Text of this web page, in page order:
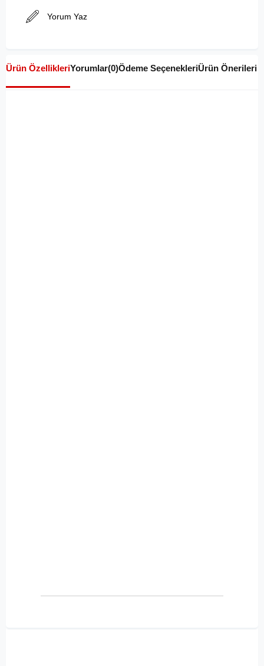
Yorum Yaz
Ürün ÖzellikleriYorumlar(0)Ödeme SeçenekleriÜrün Önerileri